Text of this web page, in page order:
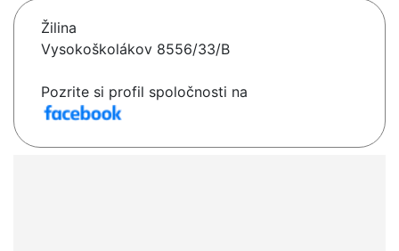
Žilina
Vysokoškolákov 8556/33/B
Pozrite si profil spoločnosti na